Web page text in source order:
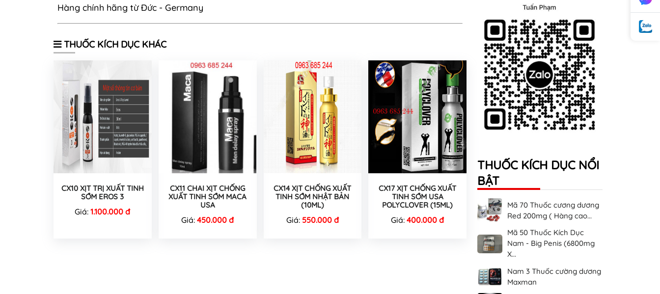
Hàng chính hãng từ Đức - Germany
THUỐC KÍCH DỤC KHÁC
CX10 XỊT TRỊ XUẤT TINH
SỚM EROS 3
Giá:1.100.000 đ
CX11 CHAI XỊT CHỐNG
XUẤT TINH SỚM MACA
USA
Giá:450.000 đ
CX14 XỊT CHỐNG XUẤT
TINH SỚM NHẬT BẢN
(10ML)
Giá: 550.000 đ
CX17 XỊT CHỐNG XUẤT
TINH SỚM USA
POLYCLOVER (15ML)
Giá:400.000 đ
THUỐC KÍCH DỤC NỔI
BẬT
Mã 70 Thuốc cương dương
Red 200mg ( Hàng cao...
Mã 50 Thuốc Kích Dục
Nam - Big Penis (6800mg
X...
Nam 3 Thuốc cường dương
Maxman